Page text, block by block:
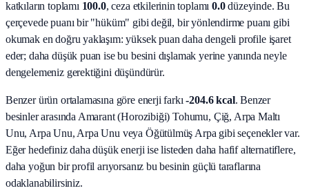
katkıların toplamı 100.0, ceza etkilerinin toplamı 0.0düzeyinde. Bu
çerçevede puanı bir "hüküm" gibi değil, bir yönlendirme puanı gibi
okumak en doğru yaklaşım: yüksek puan daha dengeli profile işaret
eder; daha düşük puan ise bu besini dışlamak yerine yanında neyle
dengelemeniz gerektiğini düşündürür.
Benzer ürün ortalamasına göre enerji farkı -204.6 kcal. Benzer
besinler arasında Amarant (Horozibiği) Tohumu, Çiğ, Arpa Maltı
Unu, Arpa Unu, Arpa Unu veya Öğütülmüş Arpa gibi seçenekler var.
Eğer hedefiniz daha düşük enerji ise listeden daha hafif alternatiflere,
daha yoğun bir profil arıyorsanız bu besinin güçlü taraflarına
odaklanabilirsiniz.